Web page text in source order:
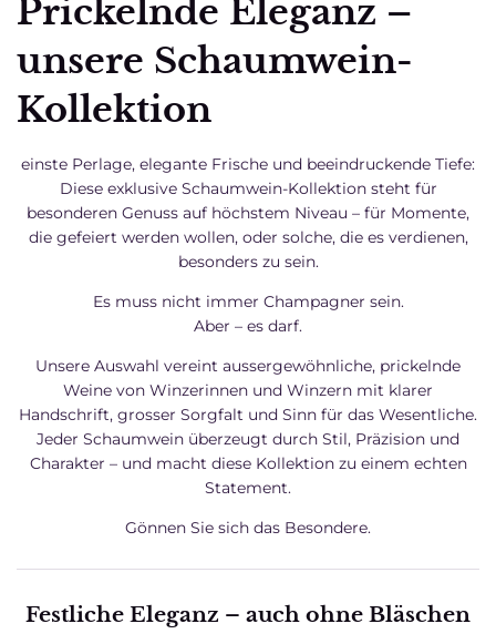
Prickelnde Eleganz –
unsere Schaumwein-
Kollektion
einste Perlage, elegante Frische und beeindruckende Tiefe:
Diese exklusive Schaumwein-Kollektion steht für
besonderen Genuss auf höchstem Niveau – für Momente,
die gefeiert werden wollen, oder solche, die es verdienen,
besonders zu sein.
Es muss nicht immer Champagner sein.
Aber – es darf.
Unsere Auswahl vereint aussergewöhnliche, prickelnde
Weine von Winzerinnen und Winzern mit klarer
Handschrift, grosser Sorgfalt und Sinn für das Wesentliche.
Jeder Schaumwein überzeugt durch Stil, Präzision und
Charakter – und macht diese Kollektion zu einem echten
Statement.
Gönnen Sie sich das Besondere.
Festliche Eleganz – auch ohne Bläschen